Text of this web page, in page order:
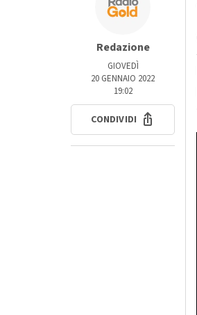
Redazione
GIOVEDÌ
20 GENNAIO 2022
19:02
CONDIVIDI